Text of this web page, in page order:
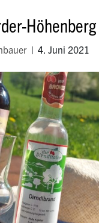
Höhenberg
| 4. Juni 2021